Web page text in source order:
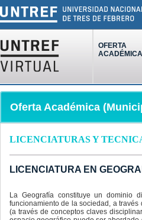
OFERTA
ACADÉMICA
Oferta Académica
LICENCIATURAS Y
LICENCIATURA EN
La Geografía constituye un dominio
funcionamiento de la sociedad, a
(a través de conceptos claves